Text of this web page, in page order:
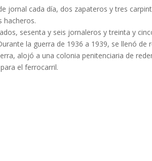
jornal cada día, dos zapateros y tres
hacheros.
sesenta y seis jornaleros y treinta y
la guerra de 1936 a 1939, se llenó
alojó a una colonia penitenciaria de
el ferrocarril.